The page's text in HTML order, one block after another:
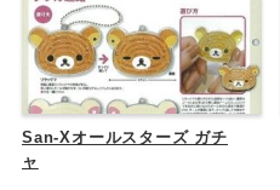
San-Xオールスターズ ガチ
ャ